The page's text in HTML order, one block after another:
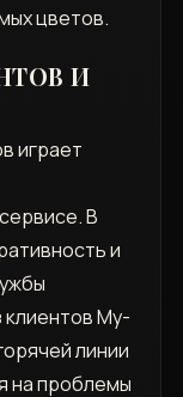
цветов.
И
играет
В
и
My-
линии
на проблемы